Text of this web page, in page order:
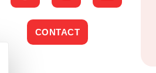
CONTACT